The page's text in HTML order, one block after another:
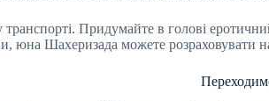
Придумайте в голові еротичний
юна Шахеризада можете розраховувати